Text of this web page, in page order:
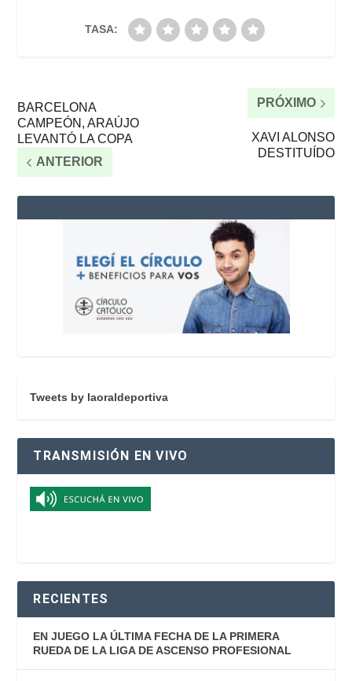
TASA:
BARCELONA
CAMPEÓN, ARAÚJO
LEVANTÓ LA COPA
ANTERIOR
PRÓXIMO
XAVI ALONSO
DESTITUÍDO
Tweets by laoraldeportiva
TRANSMISIÓN EN VIVO
RECIENTES
EN JUEGO LA ÚLTIMA FECHA DE LA PRIMERA
RUEDA DE LA LIGA DE ASCENSO PROFESIONAL